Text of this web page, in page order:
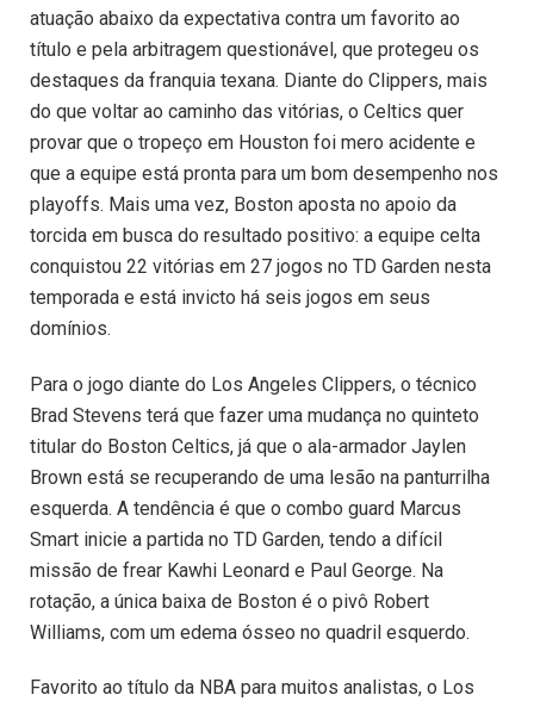
atuação abaixo da expectativa contra um favorito ao
título e pela arbitragem questionável, que protegeu os
destaques da franquia texana. Diante do Clippers, mais
do que voltar ao caminho das vitórias, o Celtics quer
provar que o tropeço em Houston foi mero acidente e
que a equipe está pronta para um bom desempenho nos
playoffs. Mais uma vez, Boston aposta no apoio da
torcida em busca do resultado positivo: a equipe celta
conquistou 22 vitórias em 27 jogos no TD Garden nesta
temporada e está invicto há seis jogos em seus
domínios.
Para o jogo diante do Los Angeles Clippers, o técnico
Brad Stevens terá que fazer uma mudança no quinteto
titular do Boston Celtics, já que o ala-armador Jaylen
Brown está se recuperando de uma lesão na panturrilha
esquerda. A tendência é que o combo guard Marcus
Smart inicie a partida no TD Garden, tendo a difícil
missão de frear Kawhi Leonard e Paul George. Na
rotação, a única baixa de Boston é o pivô Robert
Williams, com um edema ósseo no quadril esquerdo.
Favorito ao título da NBA para muitos analistas, o Los